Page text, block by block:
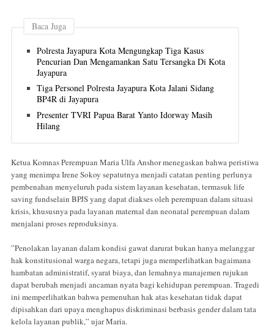
Baca Juga
Polresta Jayapura Kota Mengungkap Tiga Kasus
Pencurian Dan Mengamankan Satu Tersangka Di Kota
Jayapura
Tiga Personel Polresta Jayapura Kota Jalani Sidang
BP4R di Jayapura
Presenter TVRI Papua Barat Yanto Idorway Masih
Hilang
Ketua Komnas Perempuan Maria Ulfa Anshor menegaskan bahwa peristiwa
yang menimpa Irene Sokoy sepatutnya menjadi catatan penting perlunya
pembenahan menyeluruh pada sistem layanan kesehatan, termasuk life
saving fundselain BPJS yang dapat diakses oleh perempuan dalam situasi
krisis, khususnya pada layanan maternal dan neonatal perempuan dalam
menjalani proses reproduksinya.
”Penolakan layanan dalam kondisi gawat darurat bukan hanya melanggar
hak konstitusional warga negara, tetapi juga memperlihatkan bagaimana
hambatan administratif, syarat biaya, dan lemahnya manajemen rujukan
dapat berubah menjadi ancaman nyata bagi kehidupan perempuan. Tragedi
ini memperlihatkan bahwa pemenuhan hak atas kesehatan tidak dapat
dipisahkan dari upaya menghapus diskriminasi berbasis gender dalam tata
kelola layanan publik,” ujar Maria.